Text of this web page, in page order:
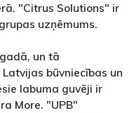
"Citrus Solutions" ir
uzņēmums.
un tā
būvniecības un
labuma guvēji ir
More. "UPB"